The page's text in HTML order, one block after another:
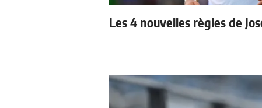
Les 4 nouvelles règles de